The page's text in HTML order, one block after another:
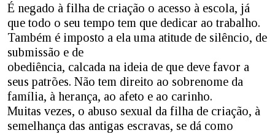
É negado à filha de criação o acesso à escola, já
que todo o seu tempo tem que dedicar ao trabalho.
Também é imposto a ela uma atitude de silêncio, de
submissão e de
obediência, calcada na ideia de que deve favor a
seus patrões. Não tem direito ao sobrenome da
família, à herança, ao afeto e ao carinho.
Muitas vezes, o abuso sexual da filha de criação, à
semelhança das antigas escravas, se dá como